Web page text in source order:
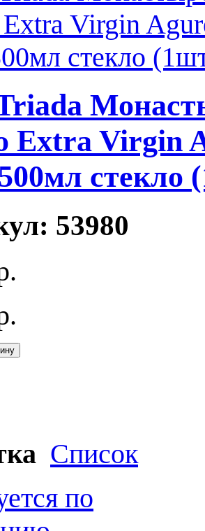
Extra Virgin
стекло
53980
Список